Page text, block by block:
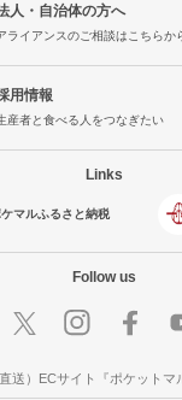
人・自治体の方へ
ライアンスのご相談はこちらか
用情報
産者と食べる人をつなぎたい
Links
ケマルふるさと納税
Follow us
送）ECサイト『ポケットマ